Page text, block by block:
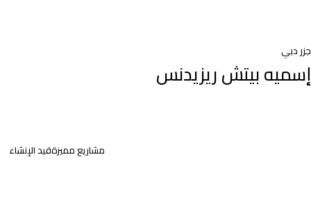
جزر دبي
إسميه بيتش ريزيدنس
مشاريع مميزةقيد الإنشاء